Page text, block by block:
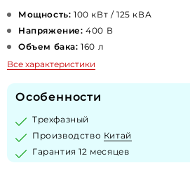
Мощность: 100 кВт / 125 кВА
Напряжение: 400 В
Объем бака: 160 л
Все характеристики
Особенности
Трехфазный
Производство Китай
Гарантия 12 месяцев